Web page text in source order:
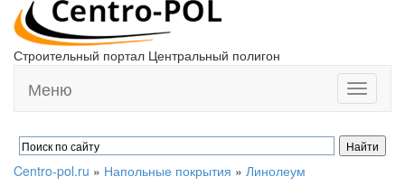
Строительный портал Центральный полигон
Toggle
Меню
Centro-pol.ru » Напольные покрытия » Линолеум